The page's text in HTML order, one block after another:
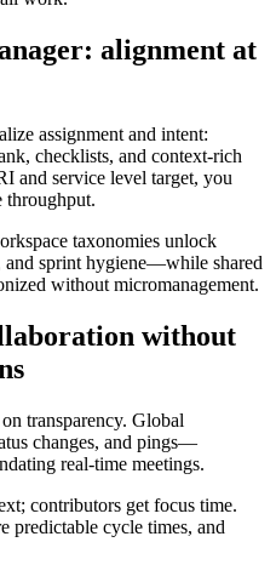
alignment at
assignment and intent:
checklists, and context-rich
and service level target, you
throughput.
taxonomies unlock
sprint hygiene—while shared
without micromanagement.
without
transparency. Global
changes, and pings—
real‑time meetings.
contributors get focus time.
predictable cycle times, and